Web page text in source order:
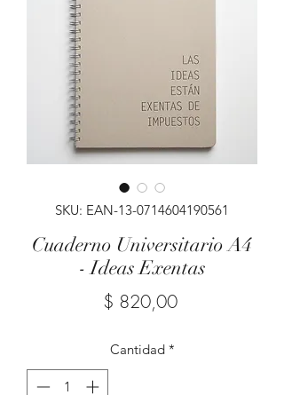
SKU: EAN-13-0714604190561
Cuaderno Universitario A4
- Ideas Exentas
$ 820,00Precio
Cantidad *